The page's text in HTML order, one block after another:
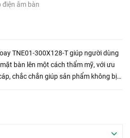
điện âm bàn
TNE01-300X128-T giúp người dùng
bàn lên một cách thẩm mỹ, với ưu
chắc chắn giúp sản phẩm không bị